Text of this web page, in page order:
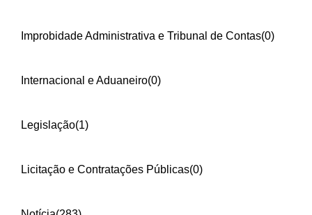
Improbidade Administrativa e Tribunal de Contas(0)
Internacional e Aduaneiro(0)
Legislação(1)
Licitação e Contratações Públicas(0)